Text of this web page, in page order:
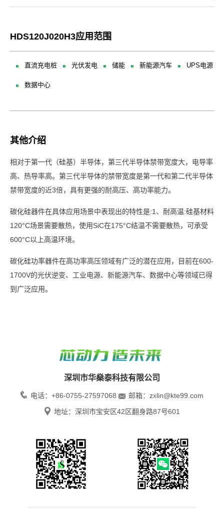
HDS120J020H3应用范围
直流充电桩 光伏发电 储能 新能源汽车 UPS电源
数据中心
其他介绍
相对于第一代（硅基）半导体，第三代半导体禁带宽度大，电导率
高、热导率高。第三代半导体的禁带宽度是第一代和第二代半导体
禁带宽度的近3倍，具有更强的耐高压、高功率能力。
碳化硅器件在具体应用场景中表现出的特性是:1、耐高温:硅基材料
120°C场景需要散热，使用SiC在175°C结温不需要散热，可承受
600°C以上高温环境。
碳化硅功率器件在高功率高压领域有广泛的潜在应用，目前在600-
1700V的光伏逆变、工业电源、新能源汽车、数据中心等领域已得
到广泛应用。
深圳市华燊泰科技有限公司
电话：+86-0755-27597068
邮箱：zxlin@kte99.com
地址：深圳市宝安区42区翻身路87号601